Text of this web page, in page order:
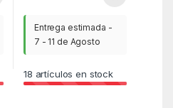
Entrega estimada -
7 - 11 de Agosto
18 artículos en stock